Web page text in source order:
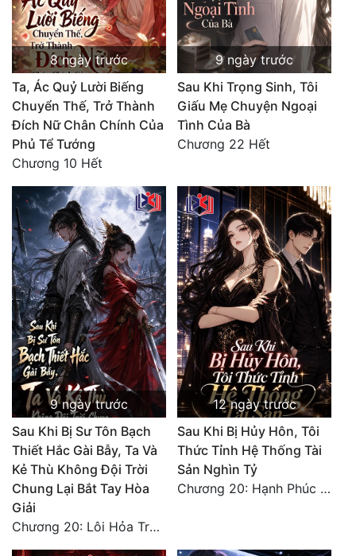
8 ngày trước
Ta, Ác Quỷ Lười Biếng
Chuyển Thế, Trở Thành
Đích Nữ Chân Chính Của
Phủ Tể Tướng
Chương 10 Hết
9 ngày trước
Sau Khi Trọng Sinh, Tôi
Giấu Mẹ Chuyện Ngoại
Tình Của Bà
Chương 22 Hết
9 ngày trước
Sau Khi Bị Sư Tôn Bạch
Thiết Hắc Gài Bẫy, Ta Và
Kẻ Thù Không Đội Trời
Chung Lại Bắt Tay Hòa
Giải
Chương 20: Lôi Hỏa Trường Minh (Hết)
12 ngày trước
Sau Khi Bị Hủy Hôn, Tôi
Thức Tỉnh Hệ Thống Tài
Sản Nghìn Tỷ
Chương 20: Hạnh Phúc Viên Mãn (Hết)